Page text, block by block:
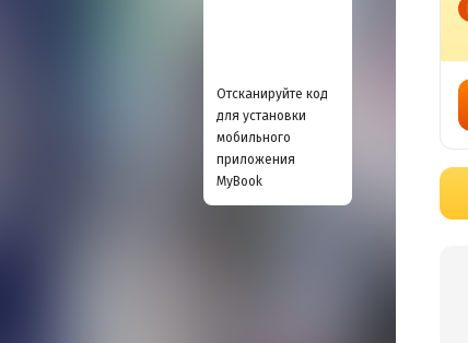
Отсканируйте код
для установки
мобильного
приложения
MyBook